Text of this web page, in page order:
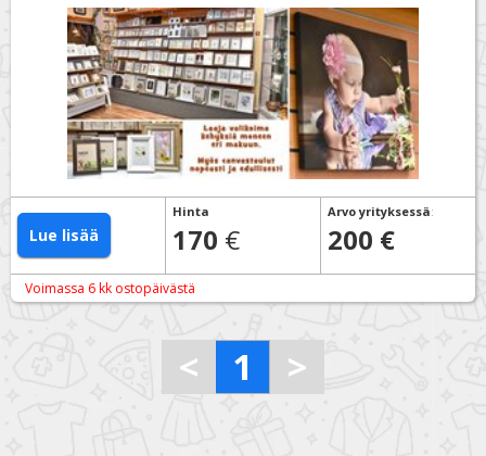
Lue lisää
Hinta
170 €
Arvo yrityksessä:
200 €
Voimassa 6 kk ostopäivästä
< 1 >